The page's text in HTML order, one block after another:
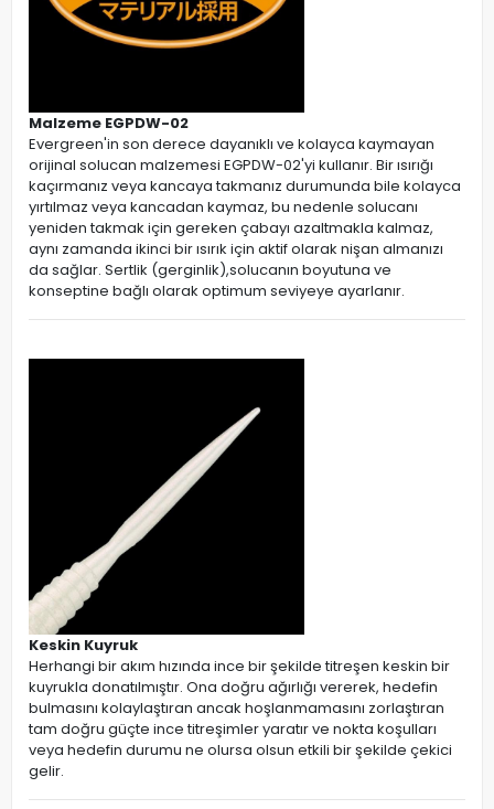
Malzeme EGPDW-02
Evergreen'in son derece dayanıklı ve kolayca kaymayan
orijinal solucan malzemesi EGPDW-02'yi kullanır. Bir ısırığı
kaçırmanız veya kancaya takmanız durumunda bile kolayca
yırtılmaz veya kancadan kaymaz, bu nedenle solucanı
yeniden takmak için gereken çabayı azaltmakla kalmaz,
aynı zamanda ikinci bir ısırık için aktif olarak nişan almanızı
da sağlar. Sertlik (gerginlik),solucanın boyutuna ve
konseptine bağlı olarak optimum seviyeye ayarlanır.
Keskin Kuyruk
Herhangi bir akım hızında ince bir şekilde titreşen keskin bir
kuyrukla donatılmıştır. Ona doğru ağırlığı vererek, hedefin
bulmasını kolaylaştıran ancak hoşlanmamasını zorlaştıran
tam doğru güçte ince titreşimler yaratır ve nokta koşulları
veya hedefin durumu ne olursa olsun etkili bir şekilde çekici
gelir.